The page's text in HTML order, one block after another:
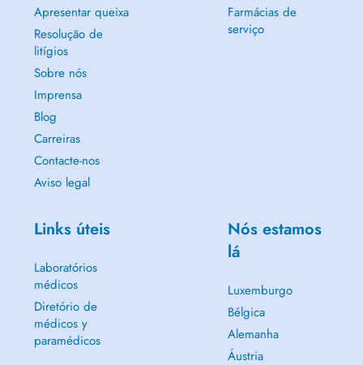
Apresentar queixa
Resolução de
litígios
Sobre nós
Imprensa
Blog
Carreiras
Contacte-nos
Aviso legal
Farmácias de
serviço
Links úteis
Laboratórios
médicos
Diretório de
médicos y
paramédicos
Nós estamos
lá
Luxemburgo
Bélgica
Alemanha
Áustria